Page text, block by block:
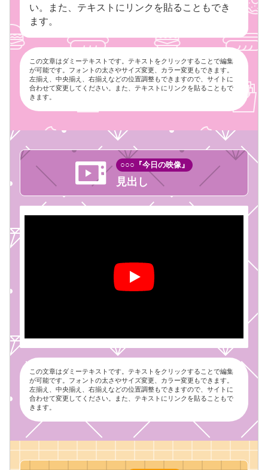
い。また、テキストにリンクを貼ることもでき
ます。
この文章はダミーテキストです。テキストをクリックすることで編集
が可能です。フォントの太さやサイズ変更、カラー変更もできます。
左揃え、中央揃え、右揃えなどの位置調整もできますので、サイトに
合わせて変更してください。また、テキストにリンクを貼ることもで
きます。
○○○『今日の映像』
見出し
この文章はダミーテキストです。テキストをクリックすることで編集
が可能です。フォントの太さやサイズ変更、カラー変更もできます。
左揃え、中央揃え、右揃えなどの位置調整もできますので、サイトに
合わせて変更してください。また、テキストにリンクを貼ることもで
きます。